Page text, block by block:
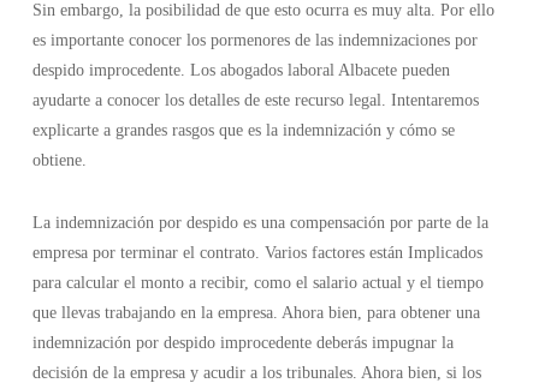
Sin embargo, la posibilidad de que esto ocurra es muy alta. Por ello
es importante conocer los pormenores de las indemnizaciones por
despido improcedente. Los abogados laboral Albacete pueden
ayudarte a conocer los detalles de este recurso legal. Intentaremos
explicarte a grandes rasgos que es la indemnización y cómo se
obtiene.
La indemnización por despido es una compensación por parte de la
empresa por terminar el contrato. Varios factores están Implicados
para calcular el monto a recibir, como el salario actual y el tiempo
que llevas trabajando en la empresa. Ahora bien, para obtener una
indemnización por despido improcedente deberás impugnar la
decisión de la empresa y acudir a los tribunales. Ahora bien, si los